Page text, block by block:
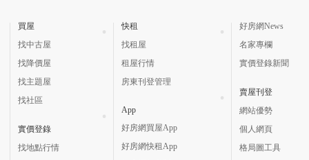
買屋
找中古屋
找降價屋
找主題屋
找社區
實價登錄
找地點行情
快租
找租屋
租屋行情
房東刊登管理
App
好房網買屋App
好房網快租App
好房網News
名家專欄
實價登錄新聞
賣屋刊登
網站優勢
個人網頁
格局圖工具